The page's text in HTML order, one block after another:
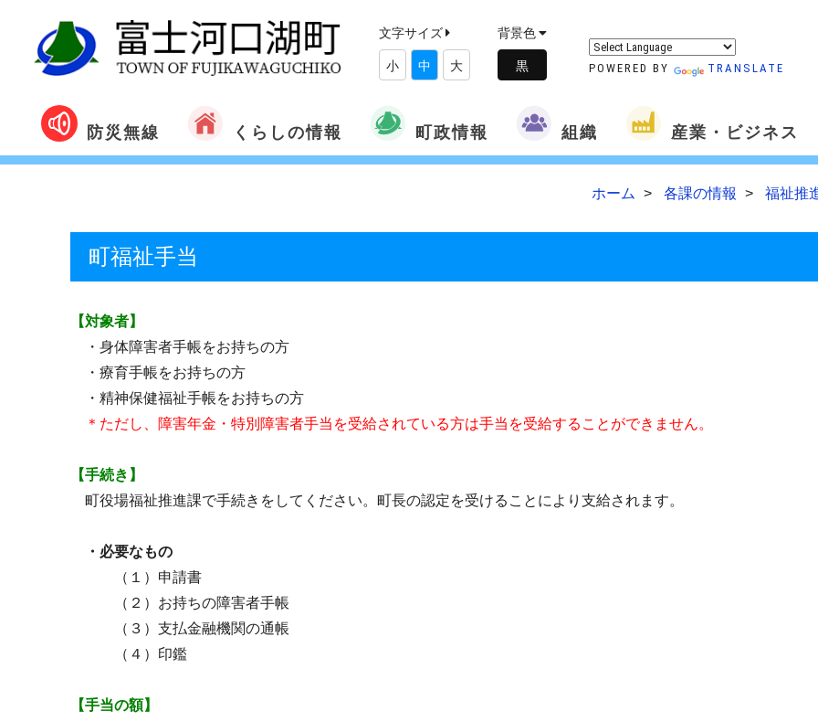
文字サイズ
小 中 大
背景色
POWERED BY TRANSLATE
防災無線 くらしの情報 町政情報 組織 産業・ビジネス
ホーム 各課の情報 福祉推
町福祉手当
【対象者】
・身体障害者手帳をお持ちの方
・療育手帳をお持ちの方
・精神保健福祉手帳をお持ちの方
＊ただし、障害年金・特別障害者手当を受給されている方は手当を受給することができません。
【手続き】
町役場福祉推進課で手続きをしてください。町長の認定を受けることにより支給されます。
・必要なもの
（１）申請書
（２）お持ちの障害者手帳
（３）支払金融機関の通帳
（４）印鑑
【手当の額】